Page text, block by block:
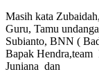
Masih kata
Guru, Tamu
Subianto, BNN (
Bapak Hendra,team
Juniana dan